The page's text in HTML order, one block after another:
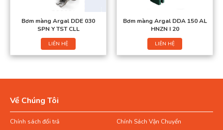
Bơm màng Argal DDE 030
SPN Y TST CLL
LIÊN HỆ
Bơm màng Argal DDA 150 AL
HNZN I 20
LIÊN HỆ
Về Chúng Tôi
Chính sách đổi trả
Chính Sách Vận Chuyển